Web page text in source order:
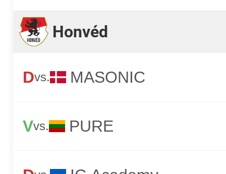
Honvéd
Dvs. MASONIC
Vvs. PURE